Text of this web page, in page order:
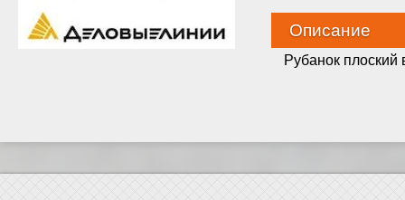
Описание
Рубанок